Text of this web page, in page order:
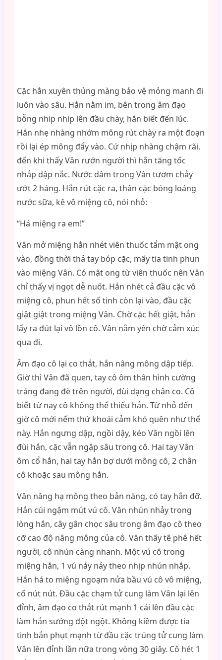
Cặc hắn xuyên thủng màng bảo vệ mỏng manh đi
luôn vào sâu. Hắn nằm im, bên trong âm đạo
bỗng nhip nhip lên đầu chày, hắn biết đến lúc.
Hắn nhẹ nhàng nhớm mông rút chày ra một đoạn
rồi lại ép mông đẩy vào. Cứ nhịp nhàng chậm rãi,
đến khi thấy Vân rướn người thì hắn tăng tốc
nhắp dập nắc. Nước dâm trong Vân tươm chảy
ướt 2 háng. Hắn rút cặc ra, thân cặc bóng loáng
nước sữa, kê vô miệng cô, nói nhỏ:
“Há miệng ra em!”
Vân mở miệng hắn nhét viên thuốc tẩm mật ong
vào, đồng thời thả tay bóp cặc, mấy tia tinh phun
vào miệng Vân. Có mật ong từ viên thuốc nên Vân
chỉ thấy vị ngọt dễ nuốt. Hắn nhét cả đầu cặc vô
miệng cô, phun hết số tinh còn lại vào, đầu cặc
giật giật trong miệng Vân. Chờ cặc hết giật, hắn
lấy ra đút lại vô lồn cô. Vân nằm yên chờ cảm xúc
qua đi.
Âm đạo cô lại co thắt, hắn nâng mông dập tiếp.
Giờ thì Vân đã quen, tay cô ôm thân hình cường
tráng đang đè trên người, đùi dạng chân co. Cô
biết từ nay cô không thể thiếu hắn. Từ nhỏ đến
giờ cô mới nếm thứ khoái cảm khó quên như thế
này. Hắn ngưng dập, ngồi dậy, kéo Vân ngồi lên
đùi hắn, cặc vẫn ngập sâu trong cô. Hai tay Vân
ôm cổ hắn, hai tay hắn bợ dưới mông cô, 2 chân
cô khoặc sau mông hắn.
Vân nâng hạ mông theo bản năng, có tay hắn đỡ.
Hắn cúi ngậm mút vú cô. Vân nhún nhảy trong
lòng hắn, cây gân chọc sâu trong âm đạo cô theo
cỡ cao độ nâng mông của cô. Vân thấy tê phê hết
người, cô nhún càng nhanh. Một vú cô trong
miệng hắn, 1 vú nảy nảy theo nhịp nhún nhắp.
Hắn há to miệng ngoạm nửa bầu vú cô vô miệng,
cố nút nút. Đầu cặc chạm tử cung làm Vân lại lên
đỉnh, âm đạo co thắt rút mạnh 1 cái lên đầu cặc
làm hắn sướng đột ngột. Không kiềm được tia
tinh bắn phụt mạnh từ đầu cặc trúng tử cung làm
Vân lên đỉnh lần nữa trong vòng 30 giây. Cô hét 1